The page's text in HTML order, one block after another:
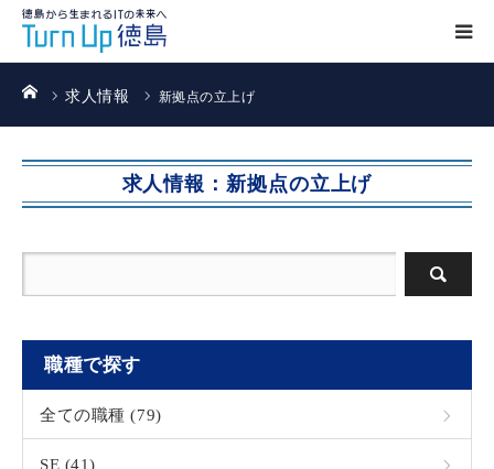
ホーム求人情報 新拠点の立上げ
求人情報：新拠点の立上げ
職種で探す
全ての職種 (79)
SE (41)